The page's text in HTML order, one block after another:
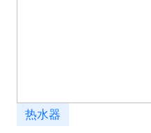
热水器